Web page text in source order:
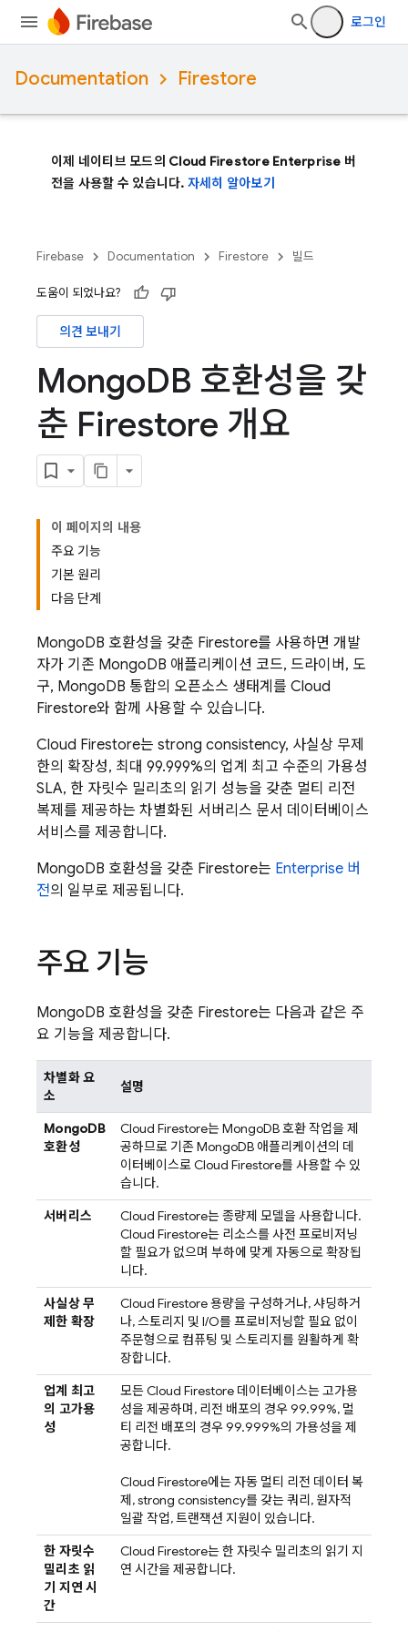
로그인
Documentation Firestore
이제 네이티브 모드의 Cloud Firestore Enterprise 버
전을 사용할 수 있습니다. 자세히 알아보기
Firebase Documentation Firestore 빌드
도움이 되었나요?
의견 보내기
MongoDB 호환성을 갖
춘 Firestore 개요
이 페이지의 내용
주요 기능
기본 원리
다음 단계
MongoDB 호환성을 갖춘 Firestore를 사용하면 개발
자가 기존 MongoDB 애플리케이션 코드, 드라이버, 도
구, MongoDB 통합의 오픈소스 생태계를 Cloud
Firestore와 함께 사용할 수 있습니다.
Cloud Firestore는 strong consistency, 사실상 무제
한의 확장성, 최대 99.999%의 업계 최고 수준의 가용성
SLA, 한 자릿수 밀리초의 읽기 성능을 갖춘 멀티 리전
복제를 제공하는 차별화된 서버리스 문서 데이터베이스
서비스를 제공합니다.
MongoDB 호환성을 갖춘 Firestore는 Enterprise 버
전의 일부로 제공됩니다.
주요 기능
MongoDB 호환성을 갖춘 Firestore는 다음과 같은 주
요 기능을 제공합니다.
차별화 요
소
설명
MongoDB
호환성
Cloud Firestore는 MongoDB 호환 작업을 제
공하므로 기존 MongoDB 애플리케이션의 데
이터베이스로Cloud Firestore를 사용할 수 있
습니다.
서버리스
Cloud Firestore는 종량제 모델을 사용합니다.
Cloud Firestore는 리소스를 사전 프로비저닝
할 필요가 없으며 부하에 맞게 자동으로 확장됩
니다.
사실상 무
제한 확장
Cloud Firestore용량을 구성하거나, 샤딩하거
나, 스토리지 및 I/O를 프로비저닝할 필요 없이
주문형으로 컴퓨팅 및 스토리지를 원활하게 확
장합니다.
업계 최고
의 고가용
성
모든Cloud Firestore 데이터베이스는 고가용
성을 제공하며, 리전 배포의 경우 99.99%, 멀
티 리전 배포의 경우 99.999%의 가용성을 제
공합니다.
Cloud Firestore에는 자동 멀티 리전 데이터 복
제, strong consistency를 갖는 쿼리, 원자적
일괄 작업, 트랜잭션 지원이 있습니다.
한 자릿수
밀리초 읽
기 지연 시
간
Cloud Firestore는 한 자릿수 밀리초의 읽기 지
연 시간을 제공합니다.